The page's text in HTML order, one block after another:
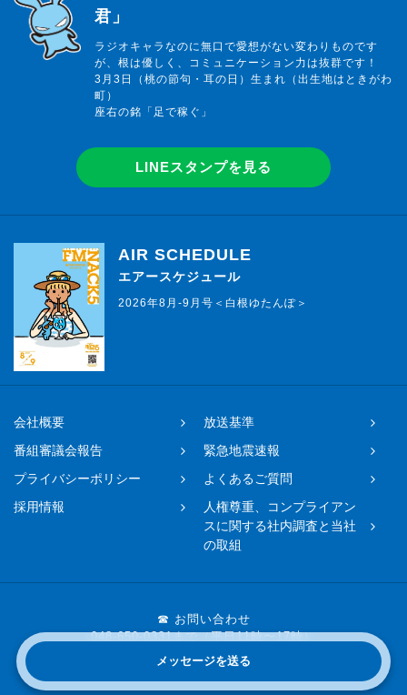
メッセージを送る
君」
ラジオキャラなのに無口で愛想がない変わりものです
が、根は優しく、コミュニケーション力は抜群です！
3月3日（桃の節句・耳の日）生まれ（出生地はときがわ
町）
座右の銘「足で稼ぐ」
LINEスタンプを見る
AIR SCHEDULE
エアースケジュール
2026年8月-9月号＜白根ゆたんぽ＞
会社概要
放送基準
番組審議会報告
緊急地震速報
プライバシーポリシー
よくあるご質問
採用情報
人権尊重、コンプライアン
スに関する社内調査と当社
の取組
☎ お問い合わせ
048-650-0331まで（平日11時〜17時）
Copyright © 2019 FM NACK5 All rights reserved.